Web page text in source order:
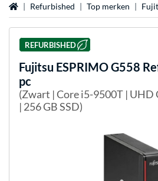
Home Refurbished Top merken
REFURBISHED
Fujitsu ESPRIMO G558
pc
(Zwart | Core i5-9500T | UHD
| 256 GB SSD)